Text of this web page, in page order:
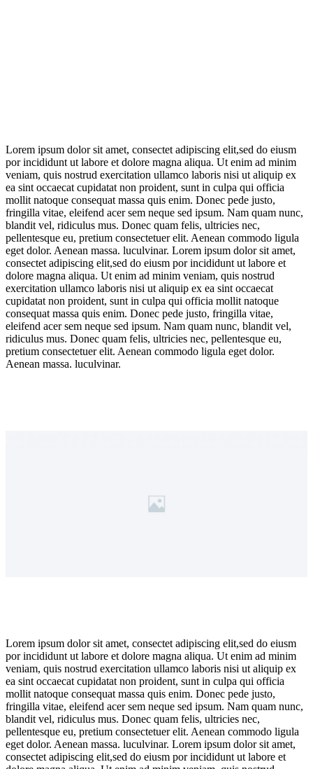
Lorem ipsum dolor sit amet, consectet adipiscing elit,sed do eiusm
por incididunt ut labore et dolore magna aliqua. Ut enim ad minim
veniam, quis nostrud exercitation ullamco laboris nisi ut aliquip ex
ea sint occaecat cupidatat non proident, sunt in culpa qui officia
mollit natoque consequat massa quis enim. Donec pede justo,
fringilla vitae, eleifend acer sem neque sed ipsum. Nam quam nunc,
blandit vel, ridiculus mus. Donec quam felis, ultricies nec,
pellentesque eu, pretium consectetuer elit. Aenean commodo ligula
eget dolor. Aenean massa. luculvinar. Lorem ipsum dolor sit amet,
consectet adipiscing elit,sed do eiusm por incididunt ut labore et
dolore magna aliqua. Ut enim ad minim veniam, quis nostrud
exercitation ullamco laboris nisi ut aliquip ex ea sint occaecat
cupidatat non proident, sunt in culpa qui officia mollit natoque
consequat massa quis enim. Donec pede justo, fringilla vitae,
eleifend acer sem neque sed ipsum. Nam quam nunc, blandit vel,
ridiculus mus. Donec quam felis, ultricies nec, pellentesque eu,
pretium consectetuer elit. Aenean commodo ligula eget dolor.
Aenean massa. luculvinar.
Lorem ipsum dolor sit amet, consectet adipiscing elit,sed do eiusm
por incididunt ut labore et dolore magna aliqua. Ut enim ad minim
veniam, quis nostrud exercitation ullamco laboris nisi ut aliquip ex
ea sint occaecat cupidatat non proident, sunt in culpa qui officia
mollit natoque consequat massa quis enim. Donec pede justo,
fringilla vitae, eleifend acer sem neque sed ipsum. Nam quam nunc,
blandit vel, ridiculus mus. Donec quam felis, ultricies nec,
pellentesque eu, pretium consectetuer elit. Aenean commodo ligula
eget dolor. Aenean massa. luculvinar. Lorem ipsum dolor sit amet,
consectet adipiscing elit,sed do eiusm por incididunt ut labore et